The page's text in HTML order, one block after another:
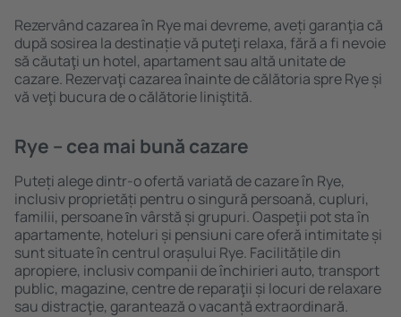
Rezervând cazarea în Rye mai devreme, aveți garanţia că
după sosirea la destinație vă puteţi relaxa, fără a fi nevoie
să căutaţi un hotel, apartament sau altă unitate de
cazare. Rezervaţi cazarea înainte de călătoria spre Rye și
vă veţi bucura de o călătorie liniştită.
Rye – cea mai bună cazare
Puteți alege dintr-o ofertă variată de cazare în Rye,
inclusiv proprietăți pentru o singură persoană, cupluri,
familii, persoane ȋn vârstă și grupuri. Oaspeţii pot sta în
apartamente, hoteluri și pensiuni care oferă intimitate și
sunt situate în centrul orașului Rye. Facilitățile din
apropiere, inclusiv companii de închirieri auto, transport
public, magazine, centre de reparaţii și locuri de relaxare
sau distracţie, garantează o vacanță extraordinară.